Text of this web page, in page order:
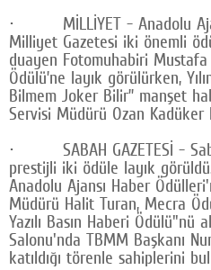
· MİLLİYET - Anadolu
Milliyet Gazetesi iki önemli
duayen Fotomuhabiri
Ödülü’ne layık görülürken,
Bilmem Joker Bilir” manşet
Servisi Müdürü Ozan Kadüker
· SABAH GAZETESİ -
prestijli iki ödüle layık
Anadolu Ajansı Haber
Müdürü Halit Turan, Mecra
Yazılı Basın Haberi Ödülü"nü
Salonu'nda TBMM Başkanı
katıldığı törenle sahiplerini